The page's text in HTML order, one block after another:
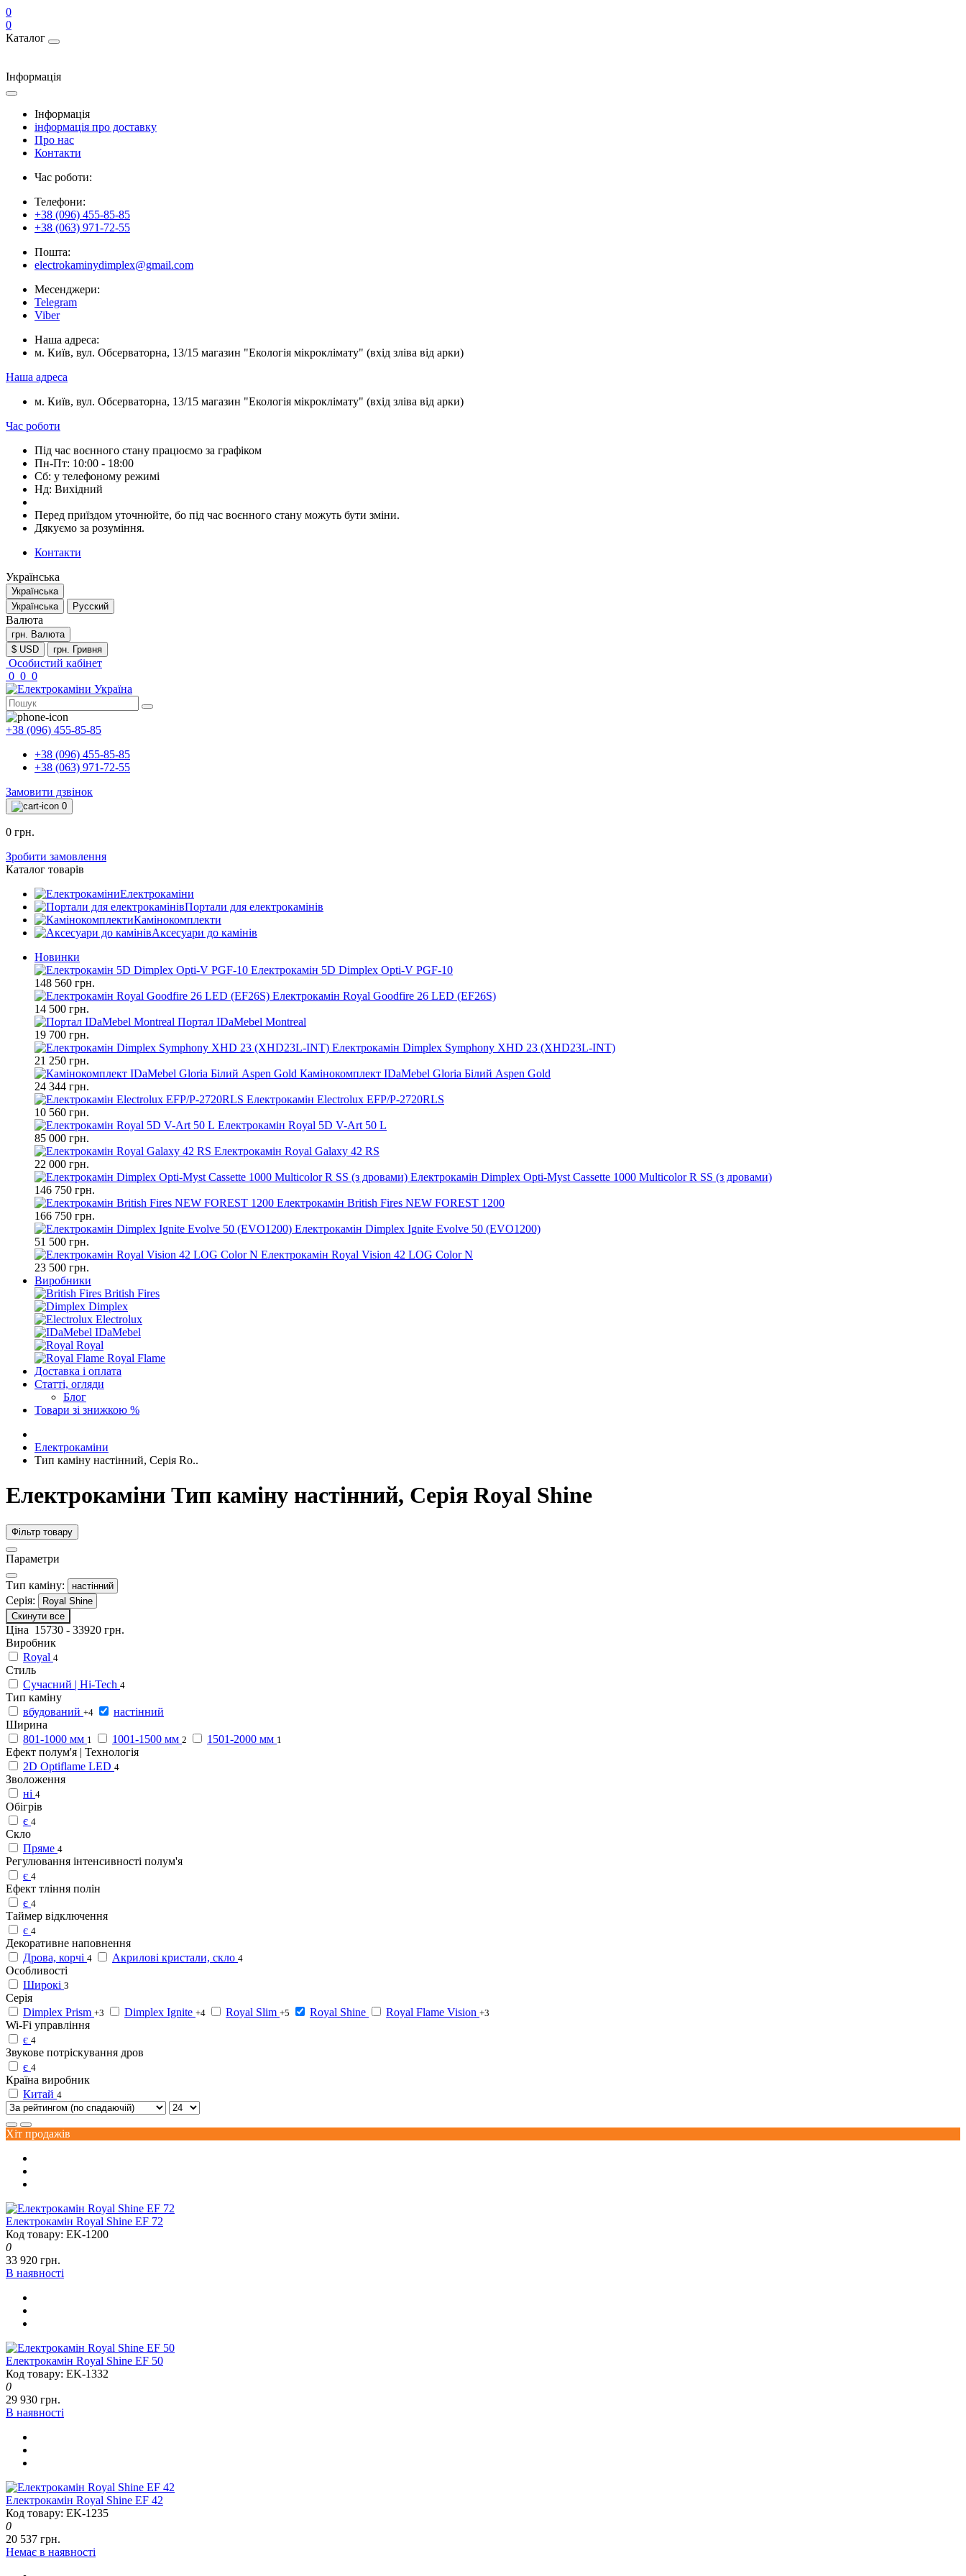
0
0
Каталог
Інформація
Інформація
інформація про доставку
Про нас
Контакти
Час роботи:
Телефони:
+38 (096) 455-85-85
+38 (063) 971-72-55
Пошта:
electrokaminydimplex@gmail.com
Месенджери:
Telegram
Viber
Наша адреса:
м. Київ, вул. Обсерваторна, 13/15 магазин "Екологія мікроклімату" (вхід зліва від арки)
Наша адреса
м. Київ, вул. Обсерваторна, 13/15 магазин "Екологія мікроклімату" (вхід зліва від арки)
Час роботи
Під час воєнного стану працюємо за графіком
Пн-Пт: 10:00 - 18:00
Сб: у телефоному режимі
Нд: Вихідний
Перед приїздом уточнюйте, бо під час воєнного стану можуть бути зміни.
Дякуємо за розуміння.
Контакти
Українська
Українська
Українська
Русский
Валюта
грн. Валюта
$ USD
грн. Гривня
Особистий кабінет
0 0 0
+38 (096) 455-85-85
+38 (096) 455-85-85
+38 (063) 971-72-55
Замовити дзвінок
0
0 грн.
Зробити замовлення
Каталог товарів
Електрокаміни
Портали для електрокамінів
Камінокомплекти
Аксесуари до камінів
Новинки
Електрокамін 5D Dimplex Opti-V PGF-10
148 560 грн.
Електрокамін Royal Goodfire 26 LED (EF26S)
14 500 грн.
Портал IDaMebel Montreal
19 700 грн.
Електрокамін Dimplex Symphony XHD 23 (XHD23L-INT)
21 250 грн.
Камінокомплект IDaMebel Gloria Білий Aspen Gold
24 344 грн.
Електрокамін Electrolux EFP/P-2720RLS
10 560 грн.
Електрокамін Royal 5D V-Art 50 L
85 000 грн.
Електрокамін Royal Galaxy 42 RS
22 000 грн.
Електрокамін Dimplex Opti-Myst Cassette 1000 Multicolor R SS (з дровами)
146 750 грн.
Електрокамін British Fires NEW FOREST 1200
166 750 грн.
Електрокамін Dimplex Ignite Evolve 50 (EVO1200)
51 500 грн.
Електрокамін Royal Vision 42 LOG Color N
23 500 грн.
Виробники
British Fires
Dimplex
Electrolux
IDaMebel
Royal
Royal Flame
Доставка і оплата
Статті, огляди
Блог
Товари зі знижкою %
Електрокаміни
Тип каміну настінний, Серія Ro..
Електрокаміни Тип каміну настінний, Серія Royal Shine
Фільтр товару
Параметри
Тип каміну: настінний
Серія:
Royal Shine
Скинути все
Ціна 15730 - 33920 грн.
Виробник
Royal 4
Стиль
Сучасний | Hi-Tech 4
Тип каміну
вбудований +4
настінний
Ширина
801-1000 мм 1 1001-1500 мм 2 1501-2000 мм 1
Ефект полум'я | Технологія
2D Optiflame LED 4
Зволоження
ні 4
Обігрів
є 4
Скло
Пряме 4
Регулювання інтенсивності полум'я
є 4
Ефект тління полін
є 4
Таймер відключення
є 4
Декоративне наповнення
Дрова, корчі 4 Акрилові кристали, скло 4
Особливості
Широкі 3
Серія
Dimplex Prism +3 Dimplex Ignite +4 Royal Slim +5 Royal Shine Royal Flame Vision +3
Wi-Fi управління
є 4
Звукове потріскування дров
є 4
Країна виробник
Китай 4
Хіт продажів
Електрокамін Royal Shine EF 72
Код товару: EK-1200
0
33 920 грн.
В наявності
Електрокамін Royal Shine EF 50
Код товару: EK-1332
0
29 930 грн.
В наявності
Електрокамін Royal Shine EF 42
Код товару: EK-1235
0
20 537 грн.
Немає в наявності